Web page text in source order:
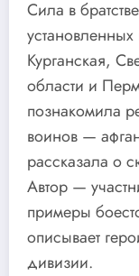
Сила в
Курганская,
области и
познакомила
воинов —
рассказала о
Автор —
примеры
описывает
дивизии.